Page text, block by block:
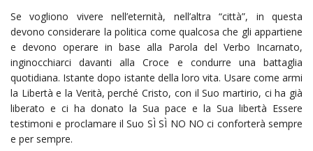
Se vogliono vivere nell’eternità, nell’altra “città”, in questa
devono considerare la politica come qualcosa che gli appartiene
e devono operare in base alla Parola del Verbo Incarnato,
inginocchiarci davanti alla Croce e condurre una battaglia
quotidiana. Istante dopo istante della loro vita. Usare come armi
la Libertà e la Verità, perché Cristo, con il Suo martirio, ci ha già
liberato e ci ha donato la Sua pace e la Sua libertà Essere
testimoni e proclamare il Suo SÌ SÌ NO NO ci conforterà sempre
e per sempre.